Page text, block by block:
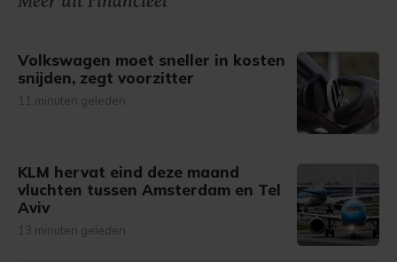
Volkswagen moet sneller in kosten
snijden, zegt voorzitter
11 minuten geleden
KLM hervat eind deze maand
vluchten tussen Amsterdam en Tel
Aviv
13 minuten geleden